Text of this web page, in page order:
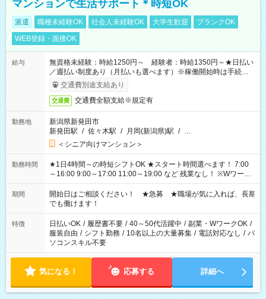
マンションで生活サポート＊時短OK
派遣 職種未経験OK 社会人未経験OK 大学生歓迎
ブランクOK
WEB登録・面接OK
給与
無資格未経験：時給1250円～ 経験者：時給1350円～★日払い
／週払い制度あり（月払いも選べます）※稼働開始時は手続き完
了次第のお支払いとなります。
交通費別途支給あり
交通費 交通費全額支給※規定有
勤務地
新潟県新発田市
新発田駅 / 佐々木駅 / 月岡(新潟県)駅 / …
＜シニア向けマンション＞
勤務時間
★1日4時間～の時短シフトOK ★スタート時間選べます！ 7:00
～16:00 9:00～17:00 11:00～19:00 など 残業なし！ ※Wワーク
の場合、他のお仕事と合わせ週40時間超の就業はご案内できま
せん ※法令に基づき、週20時間以上勤務は社会保険への加入対
象となります ※労働者派遣法（日雇い派遣の原則禁止）によ
り、短時間・短期間の就業はご案内が難しい場合があります
期間
開始日はご相談ください！ ★急募 ★職場が気に入れば、長期
でも働けます！
特徴 日払いOK / 履歴書不要 / 40～50代活躍中 / 副業・WワークOK /
服装自由 / シフト勤務 / 10名以上の大量募集 / 電話対応なし / パ
ソコンスキル不要
気になる！ 応募する 詳細へ